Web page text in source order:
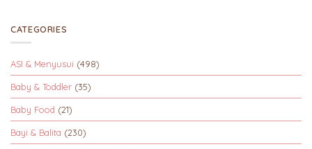
CATEGORIES
ASI & Menyusui (498)
Baby & Toddler (35)
Baby Food (21)
Bayi & Balita (230)